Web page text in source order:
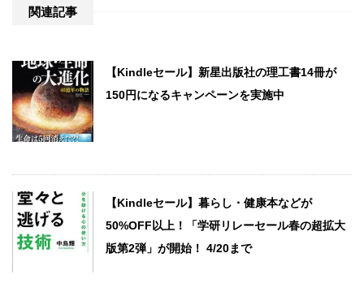
関連記事
【Kindleセール】新星出版社の理工書14冊が
150円になるキャンペーンを実施中
【Kindleセール】暮らし・健康本などが
50%OFF以上！「学研リレーセール春の超拡大
版第2弾」が開始！ 4/20まで